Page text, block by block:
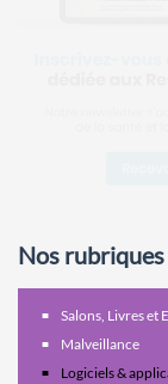
Nos rubriques
Salons, Livres et
Malveillance
Logiciels &